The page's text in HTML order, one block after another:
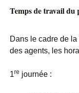
Temps de travail du
Dans le cadre de
des agents, les
1re journée :